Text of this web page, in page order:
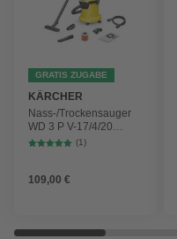
GRATIS ZUGABE
KÄRCHER
Nass-/Trockensauger
WD 3 P V-17/4/20
Workshop mit
(1)
109,00 €